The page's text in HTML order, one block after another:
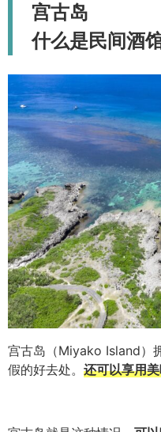
宫古岛
什么是民间酒
宫古岛（Miyako Island）
假的好去处。 还可以享用